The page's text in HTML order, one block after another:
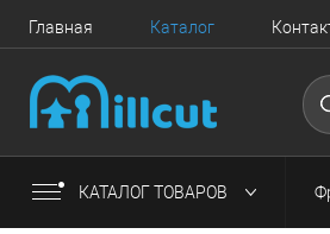
Главная Каталог
КАТАЛОГ ТОВАРОВ